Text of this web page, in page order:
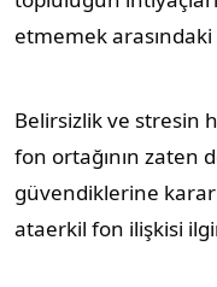
etmemek arasındaki
Belirsizlik ve stresin
fon ortağının zaten
güvendiklerine
ataerkil fon ilişkisi